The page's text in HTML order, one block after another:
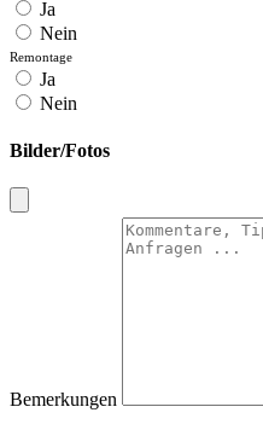
Ja
Nein
Remontage
Ja
Nein
Bilder/Fotos
Bemerkungen